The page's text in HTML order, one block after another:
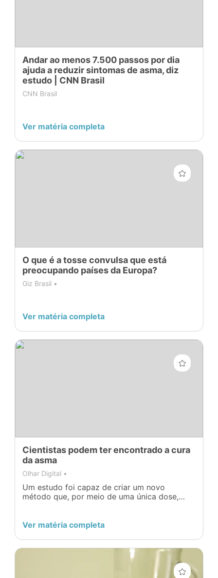
Andar ao menos 7.500 passos por dia
ajuda a reduzir sintomas de asma, diz
estudo | CNN Brasil
CNN Brasil
Ver matéria completa
O que é a tosse convulsa que está
preocupando países da Europa?
Giz Brasil •
Ver matéria completa
Cientistas podem ter encontrado a cura
da asma
Olhar Digital •
Um estudo foi capaz de criar um novo
método que, por meio de uma única dose,
Ver matéria completa